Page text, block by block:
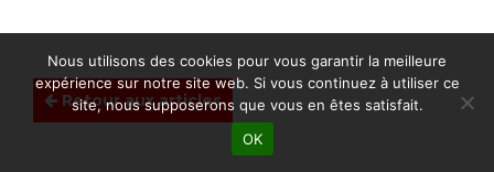
Retour aux articles
Nous utilisons des cookies pour vous garantir la meilleure
expérience sur notre site web. Si vous continuez à utiliser ce
site, nous supposerons que vous en êtes satisfait.
OK